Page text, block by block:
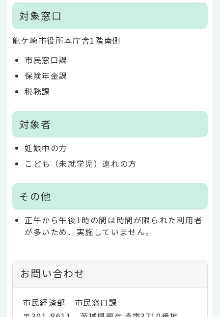
対象窓口
龍ケ崎市役所本庁舎1階南側
市民窓口課
保険年金課
税務課
対象者
妊娠中の方
こども（未就学児）連れの方
その他
正午から午後1時の間は時間が限られた利用者
が多いため、実施していません。
お問い合わせ
市民経済部 市民窓口課